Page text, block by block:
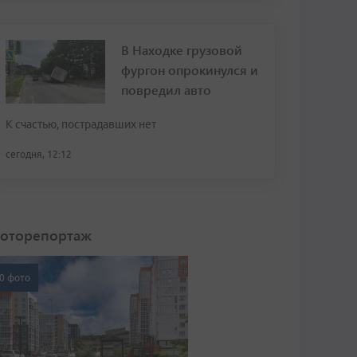
В Находке грузовой
фургон опрокинулся и
повредил авто
К счастью, пострадавших нет
сегодня, 12:12
фото